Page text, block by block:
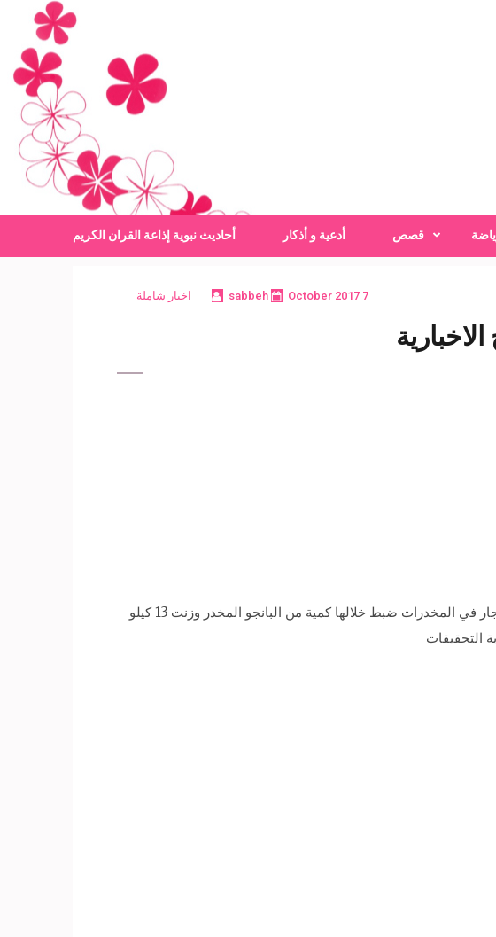
قصص أدعية و أذكار أحاديث نبوية إذاعة القران الكريم
7 October 2017
sabbeh اخبار شاملة
تمكنت الأجهزة الأمنية بالشرقية بالاشتراك مع ضباط إدارة البحث الجنائي اليوم الجمعة من ضبط 5 قضايا إتجار في المخدرات ضبط خلالها كمية من البانجو المخدر وزنت 13 كيلو